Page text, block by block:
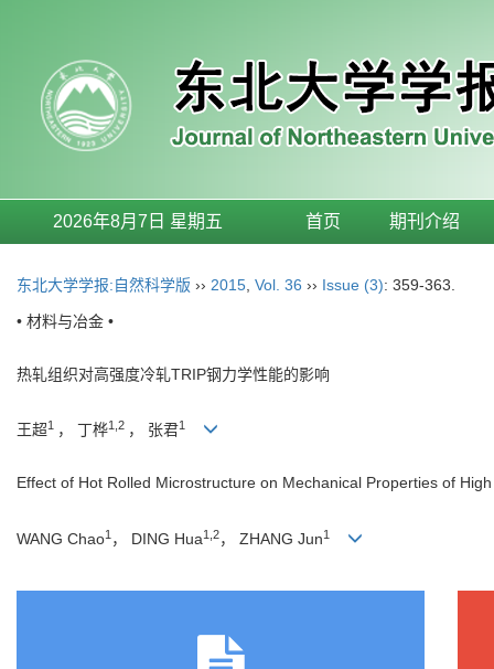
2026年8月7日 星期五 首页 期刊介绍
东北大学学报:自然科学版 ›› 2015 Vol. 36 ›› Issue (3): 359-363.
• 材料与冶金 •
热轧组织对高强度冷轧TRIP钢力学性能的影响
王超1 ， 丁桦1,2 ， 张君1
Effect of Hot Rolled Microstructure on Mechanical Properties of
WANG Chao1 ， DING Hua1,2， ZHANG Jun1